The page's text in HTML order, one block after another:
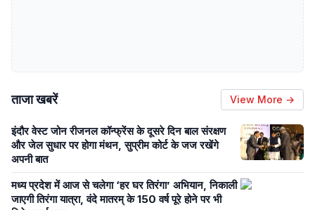
ताजा खबरें View More →
इंदौर वेस्ट जोन रीजनल कॉन्फ्रेंस के दूसरे दिन बाल संरक्षण
और जेल सुधार पर होगा मंथन, सुप्रीम कोर्ट के जज रखेंगे
अपनी बात
मध्य प्रदेश में आज से चलेगा ‘हर घर तिरंगा’ अभियान, निकाली
जाएगी तिरंगा यात्रा, वंदे मातरम् के 150 वर्ष पूरे होने पर भी